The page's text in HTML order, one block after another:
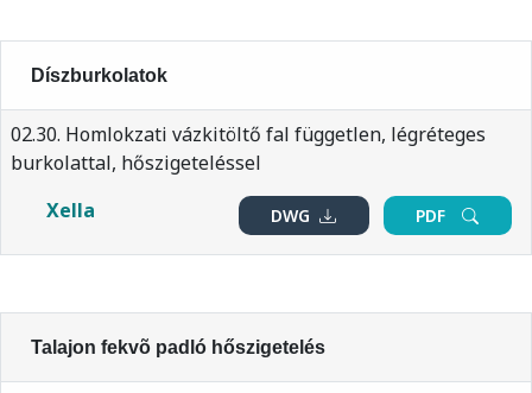
Díszburkolatok
02.30. Homlokzati vázkitöltő fal független, légréteges
burkolattal, hőszigeteléssel
Xella
DWG PDF
Talajon fekvõ padló hőszigetelés